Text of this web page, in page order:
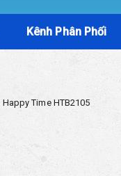
Kênh Phân Phối
Time HTB2105